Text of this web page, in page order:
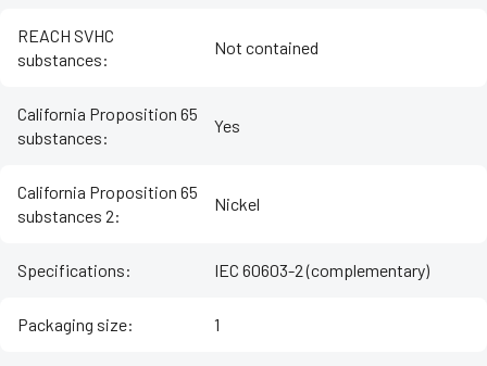
REACH SVHC
substances:
Not contained
California Proposition 65
substances:
Yes
California Proposition 65
substances 2:
Nickel
Specifications: IEC 60603-2 (complementary)
Packaging size: 1